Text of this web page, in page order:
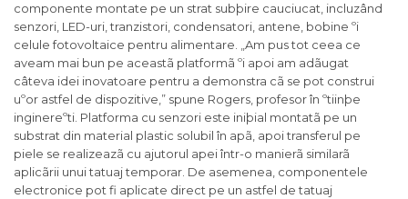
componente montate pe un strat subþire cauciucat, incluzând
senzori, LED-uri, tranzistori, condensatori, antene, bobine ºi
celule fotovoltaice pentru alimentare. „Am pus tot ceea ce
aveam mai bun pe aceastã platformã ºi apoi am adãugat
câteva idei inovatoare pentru a demonstra cã se pot construi
uºor astfel de dispozitive,” spune Rogers, profesor în ºtiinþe
inginereºti. Platforma cu senzori este iniþial montatã pe un
substrat din material plastic solubil în apã, apoi transferul pe
piele se realizeazã cu ajutorul apei într-o manierã similarã
aplicãrii unui tatuaj temporar. De asemenea, componentele
electronice pot fi aplicate direct pe un astfel de tatuaj